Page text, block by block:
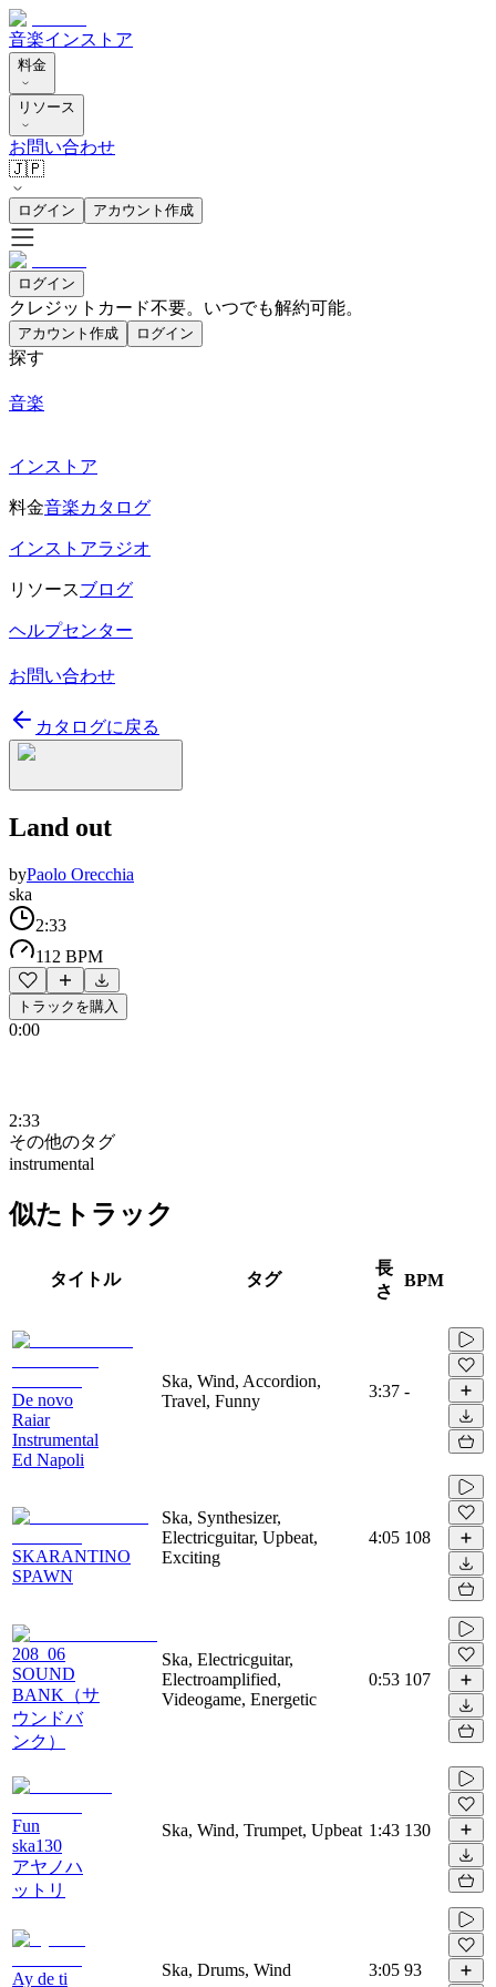
音楽インストア
料金
リソース
お問い合わせ
🇯🇵
ログイン アカウント作成
ログイン
クレジットカード不要。いつでも解約可能。
アカウント作成 ログイン
探す
音楽
インストア
料金音楽カタログ
インストアラジオ
リソースブログ
ヘルプセンター
お問い合わせ
カタログに戻る
Land out
byPaolo Orecchia
ska
2:33
112 BPM
トラックを購入
0:00
2:33
その他のタグ
instrumental
似たトラック
タイトル タグ
長
さ
BPM
De novo
Raiar
Instrumental
Ed Napoli
Ska, Wind, Accordion,
Travel, Funny
3:37 -
SKARANTINO
SPAWN
Ska, Synthesizer,
Electricguitar, Upbeat,
Exciting
4:05 108
208_06
SOUND
BANK（サ
ウンドバ
ンク）
Ska, Electricguitar,
Electroamplified,
Videogame, Energetic
0:53 107
Fun
ska130
アヤノハ
ットリ
Ska, Wind, Trumpet, Upbeat 1:43 130
Ay de ti Ska, Drums, Wind 3:05 93